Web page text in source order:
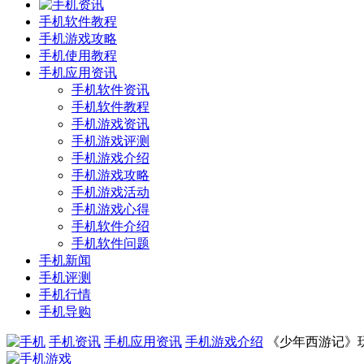
手机软件教程
手机游戏攻略
手机使用教程
手机应用资讯
手机软件资讯
手机软件教程
手机游戏资讯
手机游戏评测
手机游戏介绍
手机游戏攻略
手机游戏活动
手机游戏心得
手机软件介绍
手机软件问题
手机新闻
手机评测
手机行情
手机导购
手机资讯 手机应用资讯 手机游戏介绍 《少年西游记》